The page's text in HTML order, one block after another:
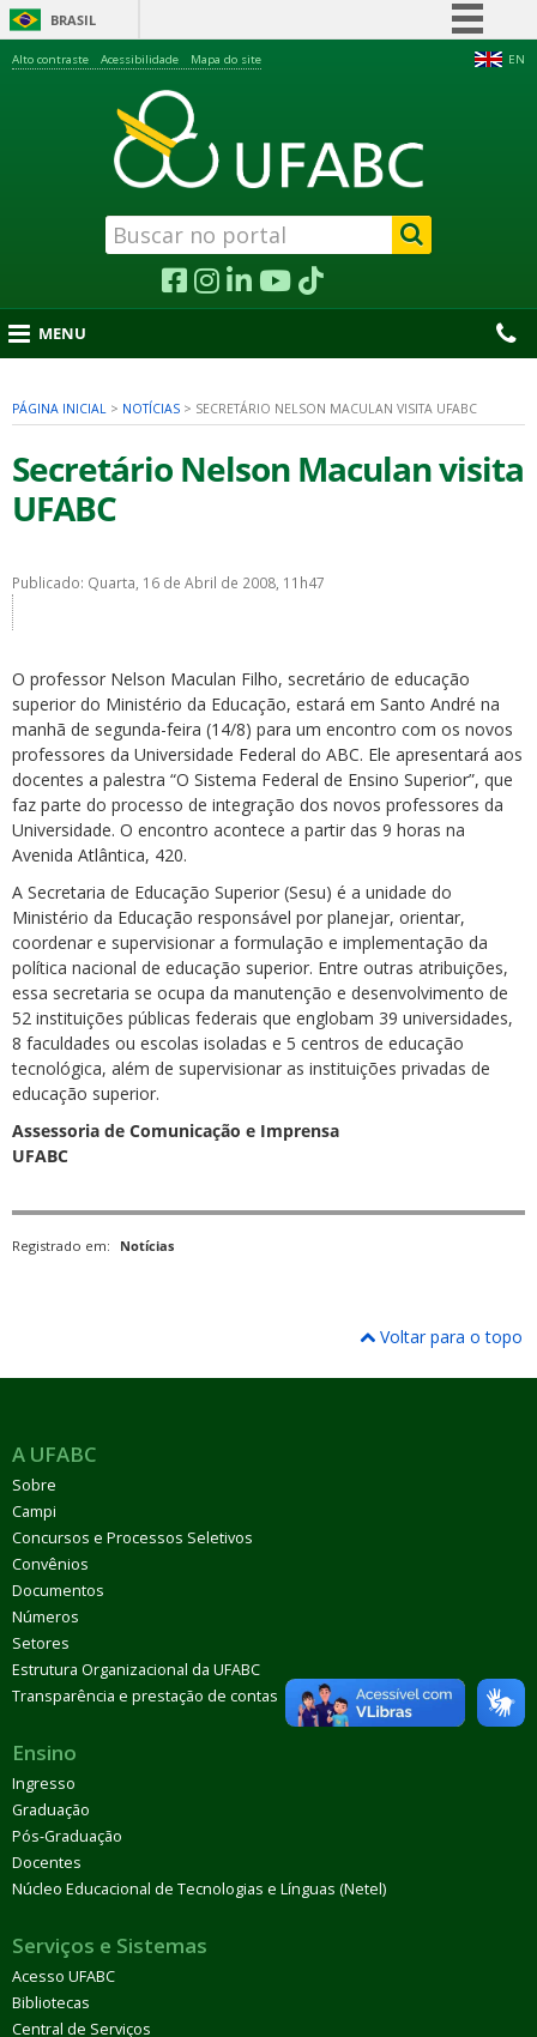
BRASIL
Acesso à informação
Legislação
Canais
EN
Alto contraste Acessibilidade Mapa do site
MENU
PÁGINA INICIAL > NOTÍCIAS > SECRETÁRIO NELSON MACULAN VISITA UFABC
Secretário Nelson Maculan visita
UFABC
Publicado: Quarta, 16 de Abril de 2008, 11h47
O professor Nelson Maculan Filho, secretário de educação
superior do Ministério da Educação, estará em Santo André na
manhã de segunda-feira (14/8) para um encontro com os novos
professores da Universidade Federal do ABC. Ele apresentará aos
docentes a palestra “O Sistema Federal de Ensino Superior”, que
faz parte do processo de integração dos novos professores da
Universidade. O encontro acontece a partir das 9 horas na
Avenida Atlântica, 420.
A Secretaria de Educação Superior (Sesu) é a unidade do
Ministério da Educação responsável por planejar, orientar,
coordenar e supervisionar a formulação e implementação da
política nacional de educação superior. Entre outras atribuições,
essa secretaria se ocupa da manutenção e desenvolvimento de
52 instituições públicas federais que englobam 39 universidades,
8 faculdades ou escolas isoladas e 5 centros de educação
tecnológica, além de supervisionar as instituições privadas de
educação superior.
Assessoria de Comunicação e Imprensa
UFABC
Registrado em: Notícias
Voltar para o topo
A UFABC
Sobre
Campi
Concursos e Processos Seletivos
Convênios
Documentos
Números
Setores
Estrutura Organizacional da UFABC
Transparência e prestação de contas
Ensino
Ingresso
Graduação
Pós-Graduação
Docentes
Núcleo Educacional de Tecnologias e Línguas (Netel)
Serviços e Sistemas
Acesso UFABC
Bibliotecas
Central de Serviços